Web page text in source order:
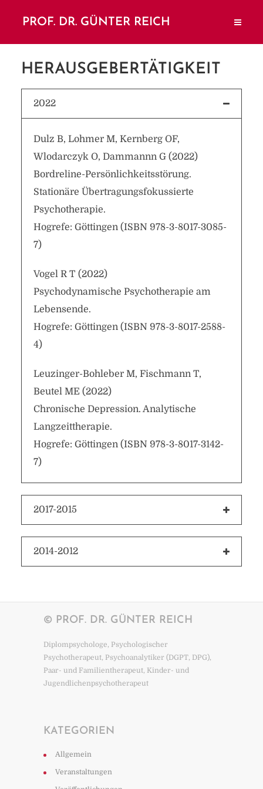
PROF. DR. GÜNTER REICH
HERAUSGEBERTÄTIGKEIT
2022
Dulz B, Lohmer M, Kernberg OF,
Wlodarczyk O, Dammannn G (2022)
Bordreline-Persönlichkeitsstörung.
Stationäre Übertragungsfokussierte
Psychotherapie.
Hogrefe: Göttingen (ISBN 978-3-8017-3085-
7)
Vogel R T (2022)
Psychodynamische Psychotherapie am
Lebensende.
Hogrefe: Göttingen (ISBN 978-3-8017-2588-
4)
Leuzinger-Bohleber M, Fischmann T,
Beutel ME (2022)
Chronische Depression. Analytische
Langzeittherapie.
Hogrefe: Göttingen (ISBN 978-3-8017-3142-
7)
2017-2015
2014-2012
© PROF. DR. GÜNTER REICH
Diplompsychologe, Psychologischer
Psychotherapeut, Psychoanalytiker (DGPT, DPG),
Paar- und Familientherapeut, Kinder- und
Jugendlichenpsychotherapeut
KATEGORIEN
Allgemein
Veranstaltungen